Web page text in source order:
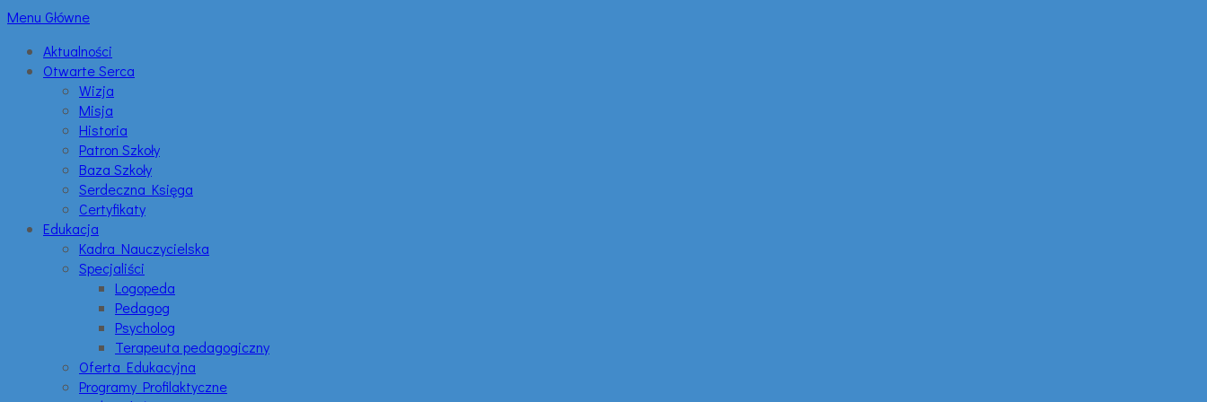
Menu Główne
Aktualności
Otwarte Serca
Wizja
Misja
Historia
Patron Szkoły
Baza Szkoły
Serdeczna Księga
Certyfikaty
Edukacja
Kadra Nauczycielska
Specjaliści
Logopeda
Pedagog
Psycholog
Terapeuta pedagogiczny
Oferta Edukacyjna
Programy Profilaktyczne